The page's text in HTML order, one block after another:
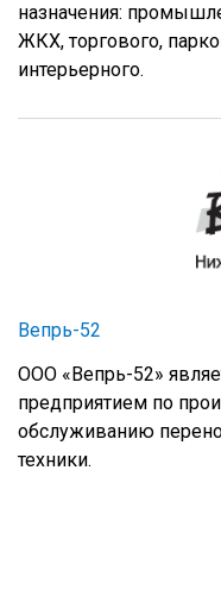
назначения:
ЖКХ, торгового,
интерьерного.
Вепрь-52
ООО «Вепрь-52»
предприятием по
обслуживанию
техники.